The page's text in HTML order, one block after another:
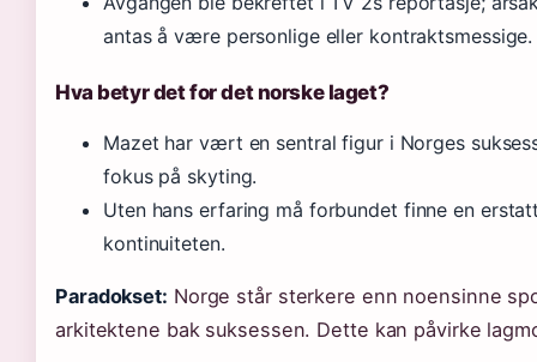
antas å være personlige eller kontraktsmessige.
Hva betyr det for det norske laget?
Mazet har vært en sentral figur i Norges
fokus på skyting.
Uten hans erfaring må forbundet finne en
kontinuiteten.
Paradokset: Norge står sterkere enn noensinne
arkitektene bak suksessen. Dette kan påvirke